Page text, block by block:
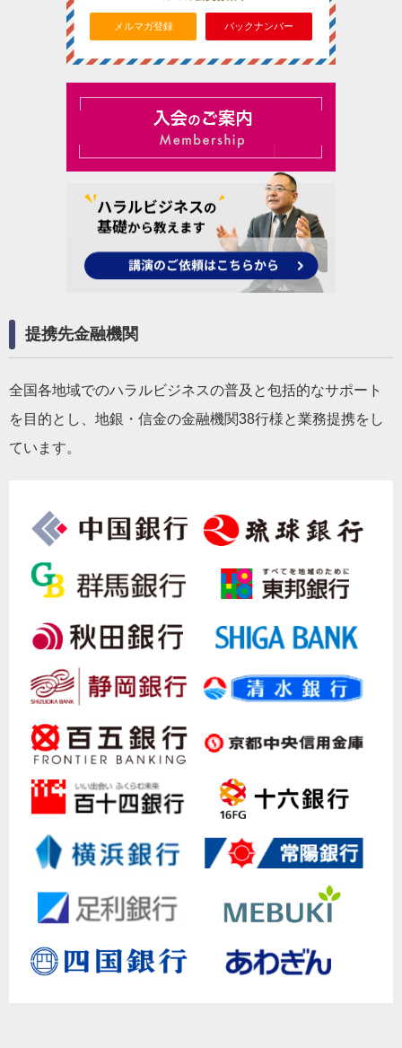
メルマガ登録 バックナンバー
提携先金融機関
全国各地域でのハラルビジネスの普及と包括的なサポート
を目的とし、地銀・信金の金融機関38行様と業務提携をし
ています。